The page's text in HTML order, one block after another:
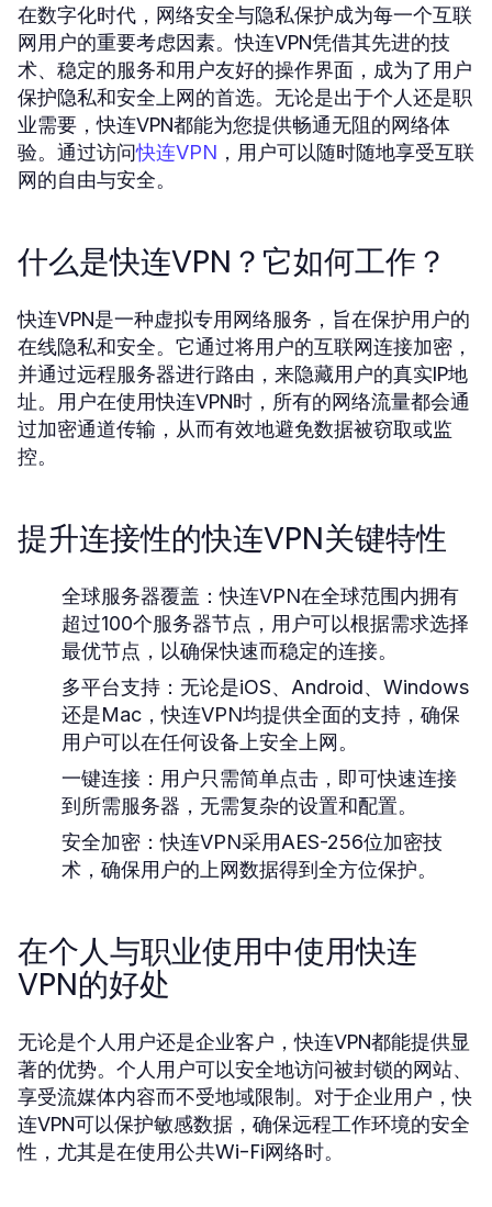
在数字化时代，网络安全与隐私保护成为每一个互联
网用户的重要考虑因素。快连VPN凭借其先进的技
术、稳定的服务和用户友好的操作界面，成为了用户
保护隐私和安全上网的首选。无论是出于个人还是职
业需要，快连VPN都能为您提供畅通无阻的网络体
验。通过访问快连VPN ，用户可以随时随地享受互联
网的自由与安全。
什么是快连VPN？它如何工作？
快连VPN是一种虚拟专用网络服务，旨在保护用户的
在线隐私和安全。它通过将用户的互联网连接加密，
并通过远程服务器进行路由，来隐藏用户的真实IP地
址。用户在使用快连VPN时，所有的网络流量都会通
过加密通道传输，从而有效地避免数据被窃取或监
控。
提升连接性的快连VPN关键特性
全球服务器覆盖：快连VPN在全球范围内拥有
超过100个服务器节点，用户可以根据需求选择
最优节点，以确保快速而稳定的连接。
多平台支持： 无论是iOS、Android、Windows
还是Mac，快连VPN均提供全面的支持，确保
用户可以在任何设备上安全上网。
一键连接： 用户只需简单点击，即可快速连接
到所需服务器，无需复杂的设置和配置。
安全加密：快连VPN采用AES-256位加密技
术，确保用户的上网数据得到全方位保护。
在个人与职业使用中使用快连
VPN的好处
无论是个人用户还是企业客户，快连VPN都能提供显
著的优势。个人用户可以安全地访问被封锁的网站、
享受流媒体内容而不受地域限制。对于企业用户，快
连VPN可以保护敏感数据，确保远程工作环境的安全
性，尤其是在使用公共Wi-Fi网络时。